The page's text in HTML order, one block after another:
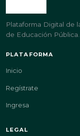
Plataforma Digital de
de Educación Pública.
PLATAFORMA
Inicio
Regístrate
Ingresa
LEGAL